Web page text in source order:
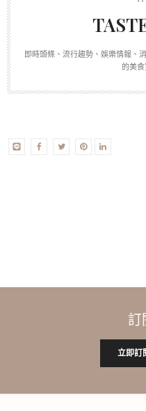
即時頭條、流行趨勢、娛樂情報、
的美食
訂
立即訂